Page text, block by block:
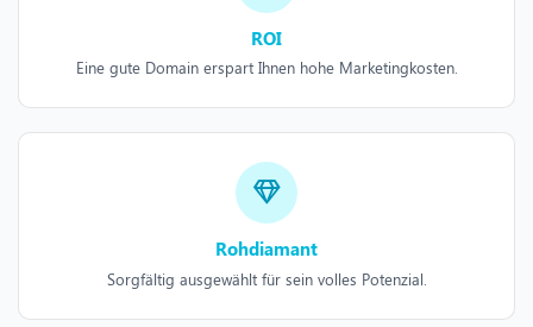
ROI
Eine gute Domain erspart Ihnen hohe Marketingkosten.
Rohdiamant
Sorgfältig ausgewählt für sein volles Potenzial.